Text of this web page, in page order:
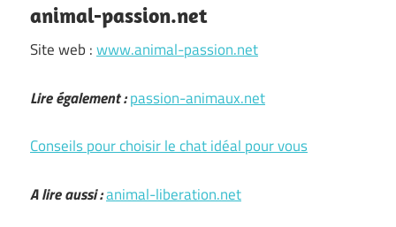
animal-passion.net
Site web :www.animal-passion.net
Lire également :passion-animaux.net
Conseils pour choisir le chat idéal pour vous
A lire aussi :animal-liberation.net